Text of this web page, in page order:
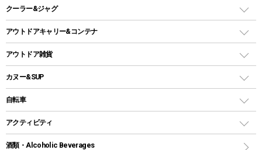
自立式タープ
パラソル
テントアクセサリー
ペグ
グランドシート
ガイドロープ
ツール
ヘッドライト
キャンドル
ガストーチ、ライター
卓上タイプグリル
パーティータイプグリル
鉄板、アミ
焚き火台&ストーブ
火起こし
ホットサンドメーカー
クッカーセット
シェラカップ
クッキングツール
ナイフ
ステンレスボトル
コップ付きタイプ
ワンタッチタイプ
プラスチックボトル
ディズニーボトル
クーラー&ジャグ
クーラーボックス
クーラーバッグ
ウォータージャグ
保冷剤
アウトドアキャリー&コンテナ
アウトドアキャリー
アウトドア雑貨
バックパック&バッグ
リュック、バックパック
トートバッグ、サコッシュ
ショッピングキャリー
カヌー&SUP
インフレータブル
カヤック
自転車
折りたたみ自転車
スポーツサイクル
アクティビティ
マリン
酒類・Alcoholic Beverages